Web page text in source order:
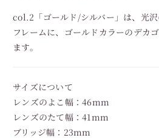
col.2「ゴールド/シルバー」は、光
フレームに、ゴールドカラーのデカ
ます。
サイズについて
レンズのよこ幅：46mm
レンズのたて幅：41mm
ブリッジ幅：23mm